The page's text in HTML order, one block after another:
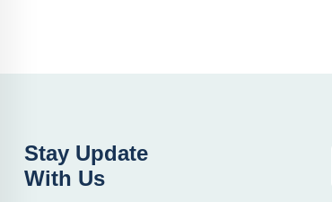
Stay Update
With Us